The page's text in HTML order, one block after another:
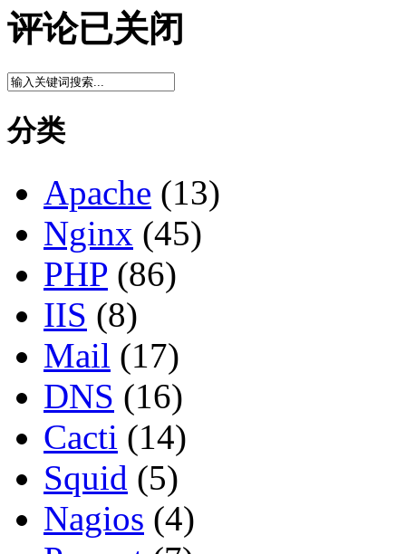
评论已关闭
分类
Apache (13)
Nginx (45)
PHP (86)
IIS (8)
Mail (17)
DNS (16)
Cacti (14)
Squid (5)
Nagios (4)